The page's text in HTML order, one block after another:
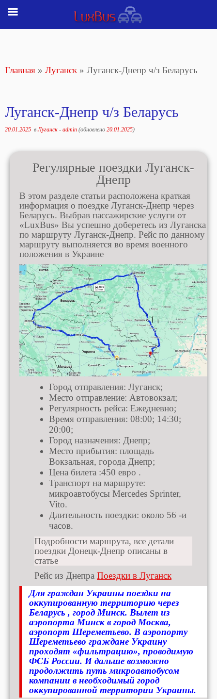
Главная » Луганск » Луганск-Днепр ч/з Беларусь
Луганск-Днепр ч/з Беларусь
20.01.2025 вЛуганск - admin (обновлено 20.01.2025)
Регулярные поездки Луганск-
Днепр
В этом разделе статьи расположена краткая
информация о поездке Луганск-Днепр через
Беларусь. Выбрав пассажирские услуги от
«LuxBus» Вы успешно доберетесь из Луганска
по маршруту Луганск-Днепр. Рейс по данному
маршруту выполняется во время военного
положения в Украине
Город отправления: Луганск;
Место отправление: Автовокзал;
Регулярность рейса: Ежедневно;
Время отправления: 08:00; 14:30;
20:00;
Город назначения: Днепр;
Место прибытия: площадь
Вокзальная, города Днепр;
Цена билета :450 евро .
Транспорт на маршруте:
микроавтобусы Mercedes Sprinter,
Vito.
Длительность поездки: около 56 -и
часов.
Подробности маршрута, все детали
поездки Донецк-Днепр описаны в
статье
Рейс из ДнепраПоездки в Луганск
Для граждан Украины поездки на
оккупированную территорию через
Беларусь , город Минск. Вылет из
аэропорта Минск в город Москва,
аэропорт Шереметьево. В аэропорту
Шереметьево граждане Украину
проходят «фильтрацию», проводимую
ФСБ России. И дальше возможно
продолжить путь микроавтобусом
компании в необходимый город
оккупированной территории Украины.